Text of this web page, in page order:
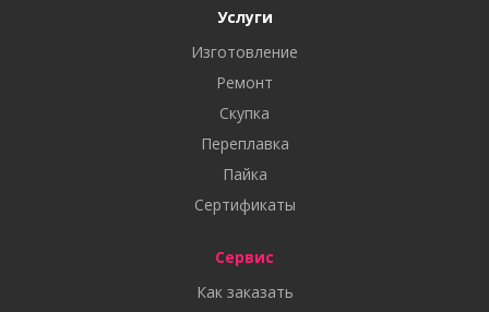
Услуги
Изготовление
Ремонт
Скупка
Переплавка
Пайка
Сертификаты
Сервис
Как заказать